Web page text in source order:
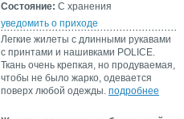
Состояние: С хранения
уведомить о приходе
Легкие жилеты с длинными рукавами
с принтами и нашивками POLICE.
Ткань очень крепкая, но продуваемая,
чтобы не было жарко, одевается
поверх любой одежды. подробнее